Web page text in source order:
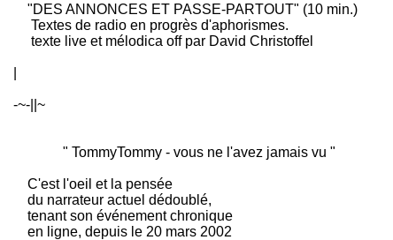
"DES ANNONCES ET PASSE-PARTOUT" (10 min.)
Textes de radio en progrès d'aphorismes.
texte live et mélodica off par David Christoffel
-~-||~
" TommyTommy - vous ne l'avez jamais vu "
C'est l'oeil et la pensée
du narrateur actuel dédoublé,
tenant son événement chronique
en ligne, depuis le 20 mars 2002